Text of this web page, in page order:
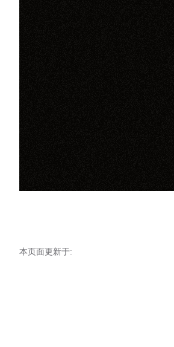
本页面更新于: